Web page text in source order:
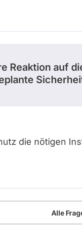
Reaktion auf
die nötigen
Alle